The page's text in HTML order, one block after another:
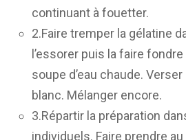
continuant à fouetter.
2.Faire tremper la gélatine
l’essorer puis la faire
soupe d’eau chaude.
blanc. Mélanger encore.
3.Répartir la préparation
individuels. Faire prendre